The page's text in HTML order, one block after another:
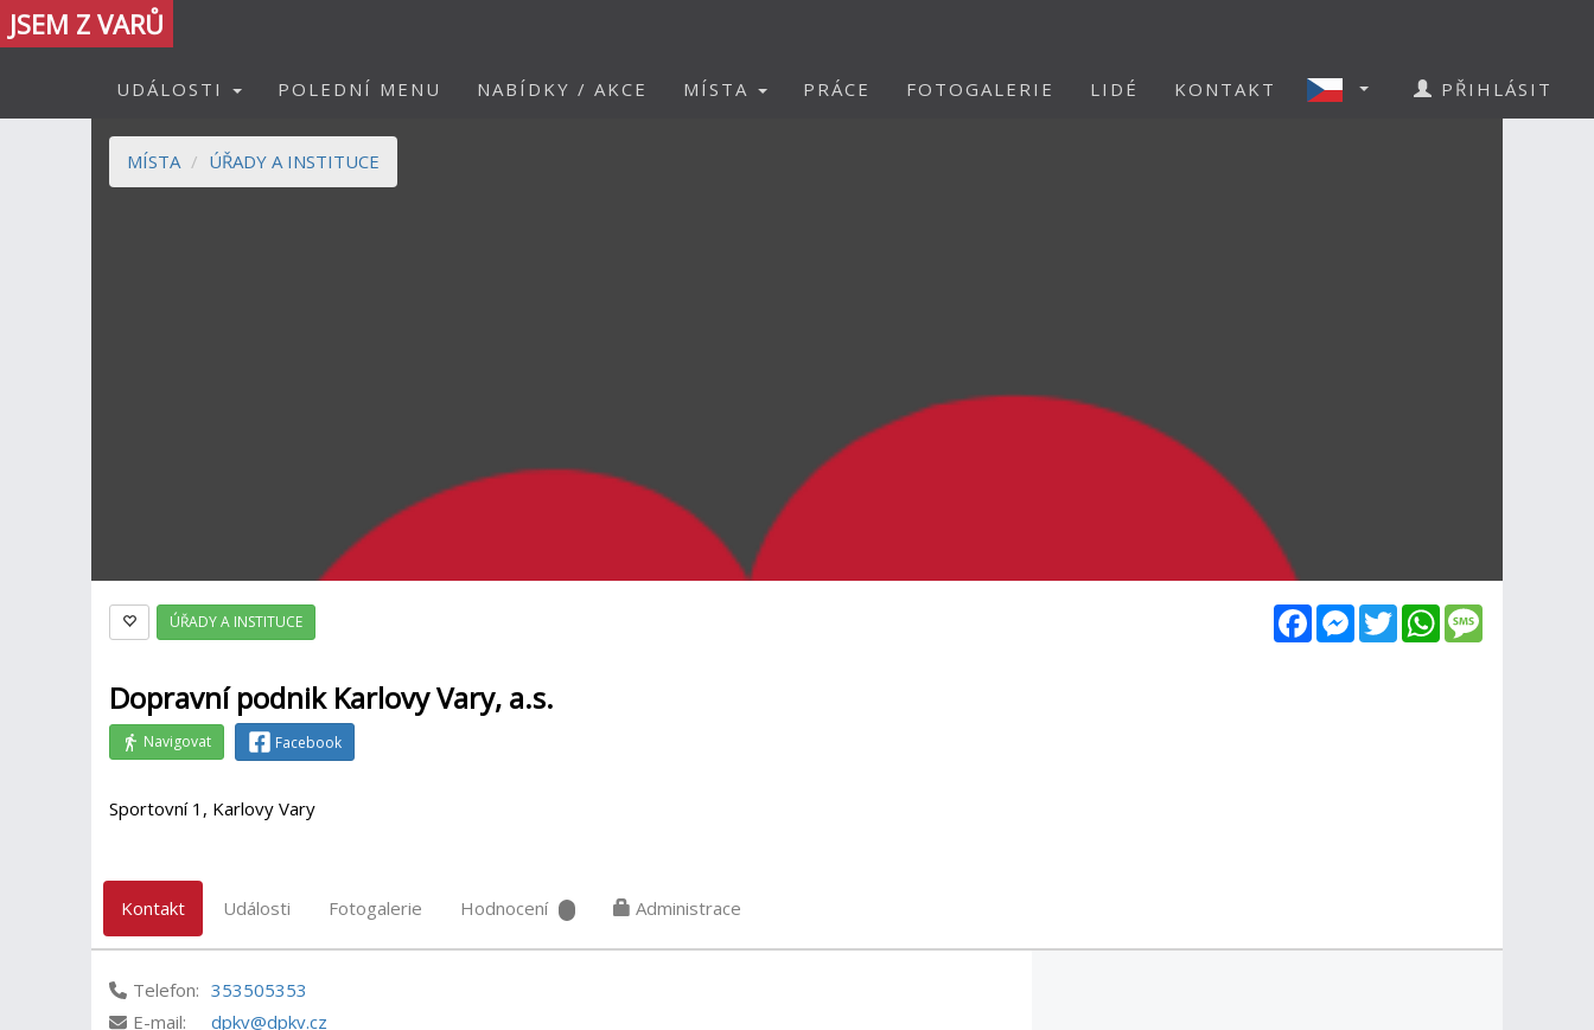
JSEM Z VARŮ
UDÁLOSTI POLEDNÍ MENU NABÍDKY / AKCE MÍSTA PRÁCE FOTOGALERIE LIDÉ KONTAKT PŘIHLÁSIT
MÍSTA ÚŘADY A INSTITUCE
FacebookMessenger
TwitterWhatsApp
ÚŘADY A INSTITUCE
Dopravní podnik Karlovy Vary, a.s.
Navigovat Facebook
Sportovní 1, Karlovy Vary
Kontakt Události Fotogalerie Hodnocení Administrace
Telefon: 353505353
E-mail:
dpkv@dpkv.cz